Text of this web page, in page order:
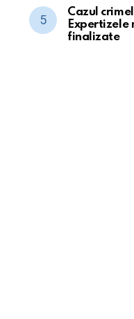
Cazul
Expertizele
finalizate